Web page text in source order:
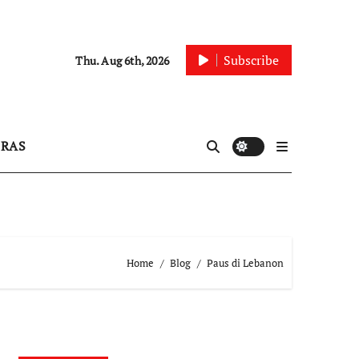
Thu. Aug 6th, 2026 Subscribe
Home Blog Paus di Lebanon